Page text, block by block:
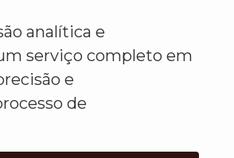
analítica e
serviço completo em
e
de